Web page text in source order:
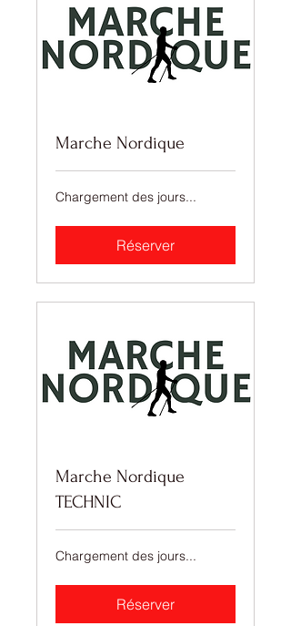
Marche Nordique
Chargement des jours...
Réserver
Marche Nordique
TECHNIC
Chargement des jours...
Réserver